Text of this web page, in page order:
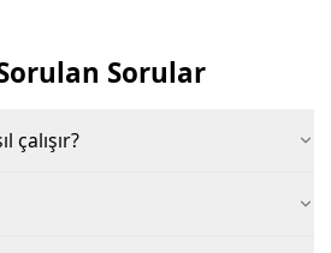
Sorular
çalışır?